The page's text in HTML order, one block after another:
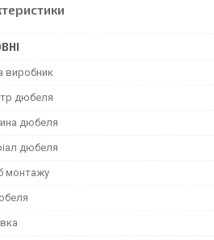
виробник
дюбеля
дюбеля
дюбеля
монтажу